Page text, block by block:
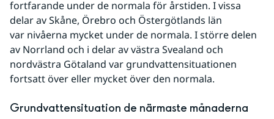
fortfarande under de normala för årstiden. I vissa
delar av Skåne, Örebro och Östergötlands län
var nivåerna mycket under de normala. I större delen
av Norrland och i delar av västra Svealand och
nordvästra Götaland var grundvattensituationen
fortsatt över eller mycket över den normala.
Grundvattensituation de närmaste månaderna